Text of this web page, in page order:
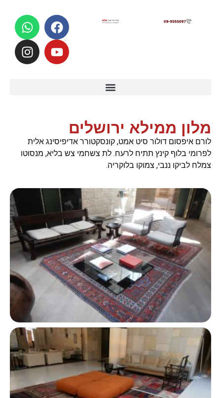
מלון ממילא ירושלים
לורם איפסום דולור סיט אמט, קונסקטורר אדיפיסינג אלית
לפרומי בלוף קינץ תתיח לרעח. לת צשחמי צש בליא, מנסוטו
צמלח לביקו ננבי, צמוקו בלוקריה.